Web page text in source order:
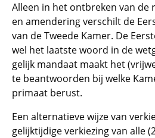
Alleen in het ontbreken van de
en amendering verschilt de
van de Tweede Kamer. De
wel het laatste woord in de
gelijk mandaat maakt het
te beantwoorden bij welke
primaat berust.
Een alternatieve wijze van
gelijktijdige verkiezing van alle